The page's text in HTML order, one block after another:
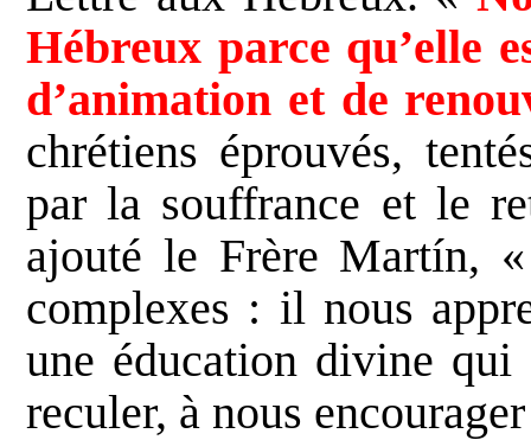
Hébreux parce qu’elle
d’animation et de
chrétiens éprouvés,
par la souffrance et le
ajouté le Frère Martín,
complexes : il nous
une éducation divine
reculer, à nous